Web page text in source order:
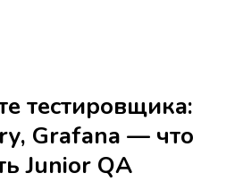
тестировщика:
Grafana — что
Junior QA